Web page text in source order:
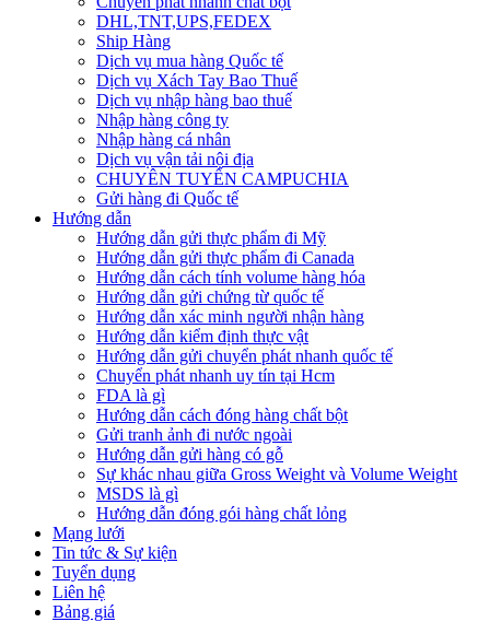
DHL,TNT,UPS,FEDEX
Ship Hàng
Dịch vụ mua hàng Quốc tế
Dịch vụ Xách Tay Bao Thuế
Dịch vụ nhập hàng bao thuế
Nhập hàng công ty
Nhập hàng cá nhân
Dịch vụ vận tải nội địa
CHUYÊN TUYẾN CAMPUCHIA
Gửi hàng đi Quốc tế
Hướng dẫn
Hướng dẫn gửi thực phẩm đi Mỹ
Hướng dẫn gửi thực phẩm đi Canada
Hướng dẫn cách tính volume hàng hóa
Hướng dẫn gửi chứng từ quốc tế
Hướng dẫn xác minh người nhận hàng
Hướng dẫn kiểm định thực vật
Hướng dẫn gửi chuyển phát nhanh quốc tế
Chuyển phát nhanh uy tín tại Hcm
FDA là gì
Hướng dẫn cách đóng hàng chất bột
Gửi tranh ảnh đi nước ngoài
Hướng dẫn gửi hàng có gỗ
Sự khác nhau giữa Gross Weight và Volume Weight
MSDS là gì
Hướng dẫn đóng gói hàng chất lỏng
Mạng lưới
Tin tức & Sự kiện
Tuyển dụng
Liên hệ
Bảng giá